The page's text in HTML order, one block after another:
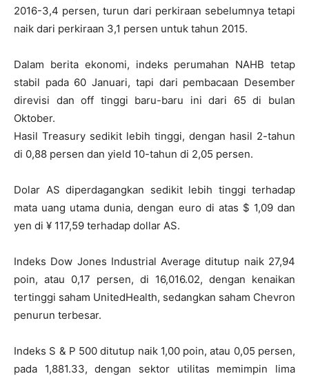
2016-3,4 persen, turun dari perkiraan sebelumnya tetapi
naik dari perkiraan 3,1 persen untuk tahun 2015.
Dalam berita ekonomi, indeks perumahan NAHB tetap
stabil pada 60 Januari, tapi dari pembacaan Desember
direvisi dan off tinggi baru-baru ini dari 65 di bulan
Oktober.
Hasil Treasury sedikit lebih tinggi, dengan hasil 2-tahun
di 0,88 persen dan yield 10-tahun di 2,05 persen.
Dolar AS diperdagangkan sedikit lebih tinggi terhadap
mata uang utama dunia, dengan euro di atas $ 1,09 dan
yen di ¥ 117,59 terhadap dollar AS.
Indeks Dow Jones Industrial Average ditutup naik 27,94
poin, atau 0,17 persen, di 16,016.02, dengan kenaikan
tertinggi saham UnitedHealth, sedangkan saham Chevron
penurun terbesar.
Indeks S & P 500 ditutup naik 1,00 poin, atau 0,05 persen,
pada 1,881.33, dengan sektor utilitas memimpin lima